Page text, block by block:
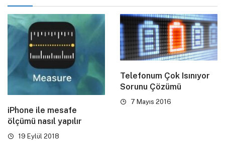
iPhone ile mesafe
ölçümü nasıl yapılır
19 Eylül 2018
Telefonum Çok Isınıyor
Sorunu Çözümü
7 Mayıs 2016